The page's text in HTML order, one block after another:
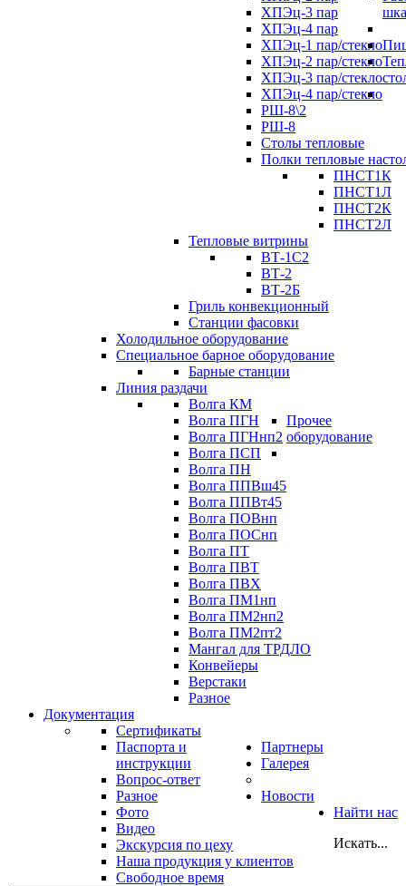
ХПЭц-3 пар
ХПЭц-4 пар
ХПЭц-1 пар/стекло
ХПЭц-2 пар/стекло
ХПЭц-3 пар/стекло
ХПЭц-4 пар/стекло
РШ-8\2
РШ-8
Столы тепловые
Полки тепловые
ПНСТ1К
ПНСТ1Л
ПНСТ2К
ПНСТ2Л
Тепловые витрины
ВТ-1С2
ВТ-2
ВТ-2Б
Гриль конвекционный
Станции фасовки
Холодильное оборудование
Специальное барное оборудование
Барные станции
Линия раздачи
Волга КМ
Волга ПГН
Волга ПГНнп2
Волга ПСП
Волга ПН
Волга ППВш45
Волга ППВт45
Волга ПОВнп
Волга ПОСнп
Волга ПТ
Волга ПВТ
Волга ПВХ
Волга ПМ1нп
Волга ПМ2нп2
Волга ПМ2пт2
Прочее
оборудование
Мангал для ТРДЛО
Конвейеры
Верстаки
Разное
Документация
Сертификаты
Паспорта и
инструкции
Вопрос-ответ
Разное
Партнеры
Галерея
Фото
Видео
Экскурсия по цеху
Наша продукция у клиентов
Свободное время
Новости
Найти нас
Искать...